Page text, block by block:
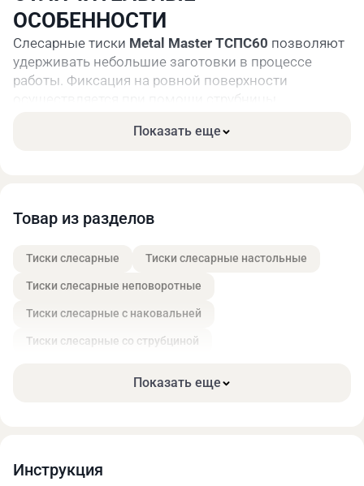
ОСОБЕННОСТИ
Cлесарные тиски Metal Master ТСПС60 позволяют
удерживать небольшие заготовки в процессе
работы. Фиксация на ровной поверхности
осуществляется при помощи струбницы.
молотком. Прочная конструкция отличается
ХАРАКТЕРИСТИКИ
Установка тисков на рабочем столе/верстаке
Основные параметры, размеры и масса тисков
приведены в таблице с техническими
Перед установкой тисков на стол/верстак
подвижную губку с помощью ходового винта
Показать еще
Товар из разделов
Тиски слесарные Тиски слесарные настольные
Тиски слесарные неповоротные
Тиски слесарные с наковальней
Тиски слесарные со струбциной
Показать еще
Инструкция